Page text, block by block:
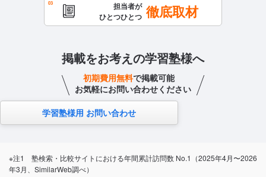
担当者が
ひとつひとつ 徹底取材
掲載をお考えの学習塾様へ
初期費用無料で掲載可能
お気軽にお問い合わせください
学習塾様用 お問い合わせ
※注1 塾検索・比較サイトにおける年間累計訪問数 No.1（2025年4月〜2026
年3月、SimilarWeb調べ）